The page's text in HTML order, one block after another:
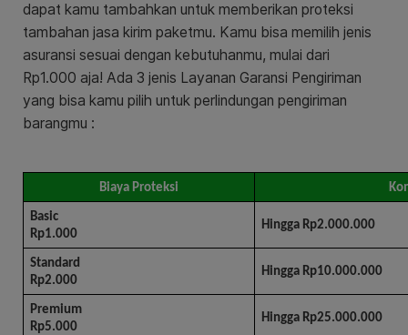
dapat kamu tambahkan untuk memberikan proteksi
tambahan jasa kirim paketmu. Kamu bisa memilih jenis
asuransi sesuai dengan kebutuhanmu, mulai dari
Rp1.000 aja! Ada 3 jenis Layanan Garansi Pengiriman
yang bisa kamu pilih untuk perlindungan pengiriman
barangmu :
Biaya Proteksi
Basic
Rp1.000
Hingga Rp2.000.000
Standard
Rp2.000
Hingga Rp10.000.000
Premium
Rp5.000
Hingga Rp25.000.000